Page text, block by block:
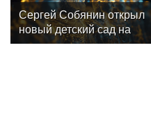
Сергей Собянин открыл
новый детский сад на
300 мест в Москве